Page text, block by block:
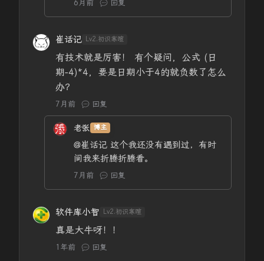
6月前 回复
崔话记 Lv2.初识寒暄
有技术就是厉害！ 有个疑问，公式 (日
期-4)*4，要是日期小于4的就负数了怎么
办？
7月前 回复
老张 博主
@崔话记 这个我还没有遇到过，有时
间我来折腾折腾看。
7月前 回复
软件库小智 Lv2.初识寒暄
真是大牛呀！！
1年前 回复